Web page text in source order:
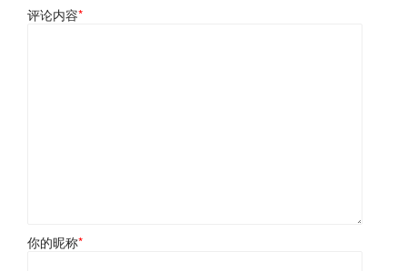
评论内容*
你的昵称*